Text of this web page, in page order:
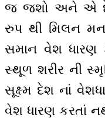
જ જશો અને એ
રુપ થી મિલન
સમાન વેશ
સ્થૂળ શરીર ની
સૂક્ષ્મ દેશ નાં
વેશ ધારણ કરતાં